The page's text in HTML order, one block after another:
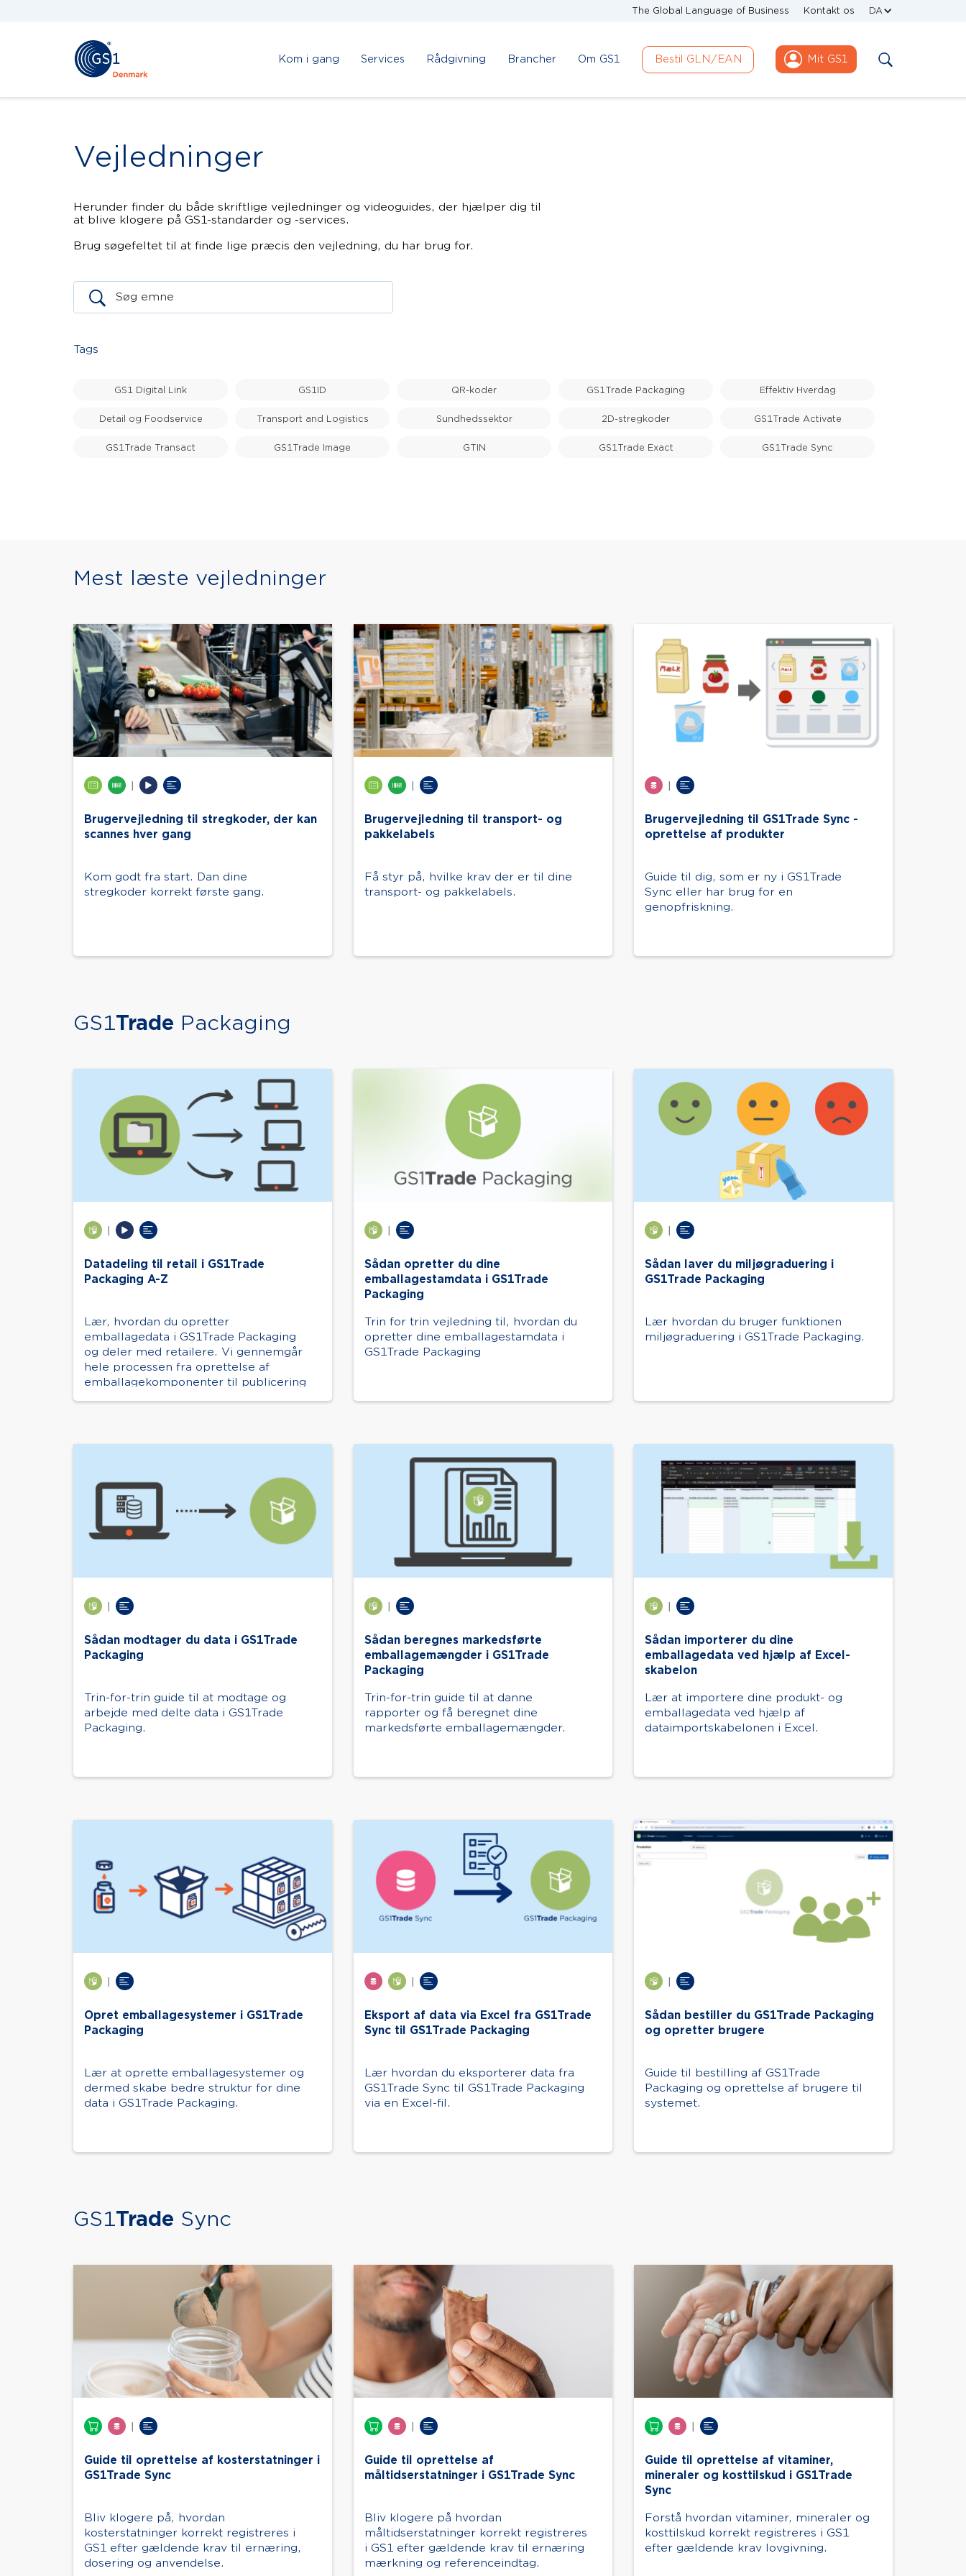
The Global Language of Business Kontakt os DA
Kom i gang Services Rådgivning Brancher Om GS1 Bestil GLN/EAN Mit GS1
Vejledninger
Herunder finder du både skriftlige vejledninger og videoguides, der hjælper dig til
at blive klogere på GS1-standarder og -services.
Brug søgefeltet til at finde lige præcis den vejledning, du har brug for.
Tags
GS1 Digital Link GS1ID QR-koder GS1Trade Packaging Effektiv Hverdag
Detail og Foodservice Transport and Logistics Sundhedssektor 2D-stregkoder GS1Trade Activate
GS1Trade Transact GS1Trade Image GTIN GS1Trade Exact GS1Trade Sync
Mest læste vejledninger
Brugervejledning til stregkoder, der kan
scannes hver gang
Kom godt fra start. Dan dine
stregkoder korrekt første gang.
Brugervejledning til transport- og
pakkelabels
Få styr på, hvilke krav der er til dine
transport- og pakkelabels.
Brugervejledning til GS1Trade Sync -
oprettelse af produkter
Guide til dig, som er ny i GS1Trade
Sync eller har brug for en
genopfriskning.
GS1Trade Packaging
Datadeling til retail i GS1Trade
Packaging A-Z
Lær, hvordan du opretter
emballagedata i GS1Trade Packaging
og deler med retailere. Vi gennemgår
hele processen fra oprettelse af
emballagekomponenter til publicering
Sådan opretter du dine
emballagestamdata i GS1Trade
Packaging
Trin for trin vejledning til, hvordan du
opretter dine emballagestamdata i
GS1Trade Packaging
Sådan laver du miljøgraduering i
GS1Trade Packaging
Lær hvordan du bruger funktionen
miljøgraduering i GS1Trade Packaging.
|
Sådan modtager du data i GS1Trade
Packaging
Trin-for-trin guide til at modtage og
arbejde med delte data i GS1Trade
Packaging.
|
Sådan beregnes markedsførte
emballagemængder i GS1Trade
Packaging
Trin-for-trin guide til at danne
rapporter og få beregnet dine
markedsførte emballagemængder.
|
Sådan importerer du dine
emballagedata ved hjælp af Excel-
skabelon
Lær at importere dine produkt- og
emballagedata ved hjælp af
dataimportskabelonen i Excel.
Opret emballagesystemer i GS1Trade
Packaging
Lær at oprette emballagesystemer og
dermed skabe bedre struktur for dine
data i GS1Trade Packaging.
Eksport af data via Excel fra GS1Trade
Sync til GS1Trade Packaging
Lær hvordan du eksporterer data fra
GS1Trade Sync til GS1Trade Packaging
via en Excel-fil.
Sådan bestiller du GS1Trade Packaging
og opretter brugere
Guide til bestilling af GS1Trade
Packaging og oprettelse af brugere til
systemet.
GS1Trade Sync
Guide til oprettelse af kosterstatninger i
GS1Trade Sync
Bliv klogere på, hvordan
kosterstatninger korrekt registreres i
GS1 efter gældende krav til ernæring,
dosering og anvendelse.
Guide til oprettelse af
måltidserstatninger i GS1Trade Sync
Bliv klogere på hvordan
måltidserstatninger korrekt registreres
i GS1 efter gældende krav til ernæring
mærkning og referenceindtag.
Guide til oprettelse af vitaminer,
mineraler og kosttilskud i GS1Trade
Sync
Forstå hvordan vitaminer, mineraler og
kosttilskud korrekt registreres i GS1
efter gældende krav lovgivning.